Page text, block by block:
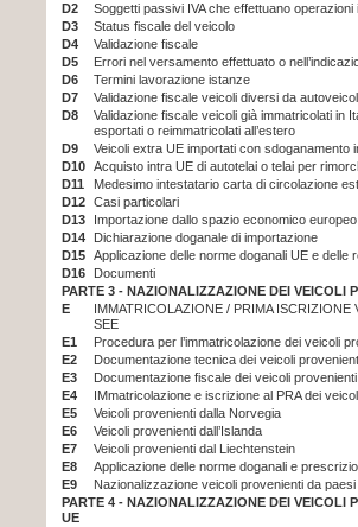
D2
Soggetti passivi IVA che effettuano
D3
Status fiscale del veicolo
D4
Validazione fiscale
D5
Errori nel versamento effettuato o
D6
Termini lavorazione istanze
D7
Validazione fiscale veicoli diversi da
D8
Validazione fiscale veicoli già immatricolati in
esportati o reimmatricolati all’estero
D9
Veicoli extra UE importati con sdoganamento
D10 Acquisto intra UE di autotelai o telai per
D11
Medesimo intestatario carta di circolazione
D12 Casi particolari
D13
Importazione dallo spazio economico europeo
D14
Dichiarazione doganale di importazione
D15 Applicazione delle norme doganali UE e delle
D16
Documenti
PARTE 3 - NAZIONALIZZAZIONE DEI VEICOLI
E
IMMATRICOLAZIONE / PRIMA ISCRIZIONE
SEE
E1
Procedura per l’immatricolazione dei veicoli
E2
Documentazione tecnica dei veicoli
E3
Documentazione fiscale dei veicoli
E4
IMmatricolazione e iscrizione al PRA dei
E5
Veicoli provenienti dalla Norvegia
E6
Veicoli provenienti dall’Islanda
E7
Veicoli provenienti dal Liechtenstein
E8
Applicazione delle norme doganali e
E9
Nazionalizzazione veicoli provenienti da
PARTE 4 - NAZIONALIZZAZIONE DEI VEICOLI
UE